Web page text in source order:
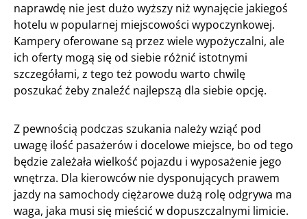
naprawdę nie jest dużo wyższy niż wynajęcie jakiegoś
hotelu w popularnej miejscowości wypoczynkowej.
Kampery oferowane są przez wiele wypożyczalni, ale
ich oferty mogą się od siebie różnić istotnymi
szczegółami, z tego też powodu warto chwilę
poszukać żeby znaleźć najlepszą dla siebie opcję.
Z pewnością podczas szukania należy wziąć pod
uwagę ilość pasażerów i docelowe miejsce, bo od tego
będzie zależała wielkość pojazdu i wyposażenie jego
wnętrza. Dla kierowców nie dysponujących prawem
jazdy na samochody ciężarowe dużą rolę odgrywa ma
waga, jaka musi się mieścić w dopuszczalnymi limicie.